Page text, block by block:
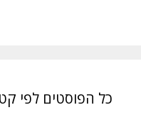
כל הפוסטים לפי